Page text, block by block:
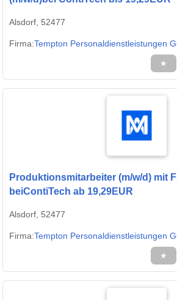
Alsdorf, 52477
Firma:Tempton Personaldienstleistungen
★
Produktionsmitarbeiter (m/w/d) mit
beiContiTech ab 19,29EUR
Alsdorf, 52477
Firma:Tempton Personaldienstleistungen
★